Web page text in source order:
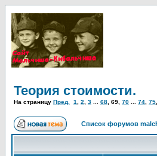
Теория стоимости.
На страницу Пред. 1 2 3 68 69 70 74 75
Список форумов